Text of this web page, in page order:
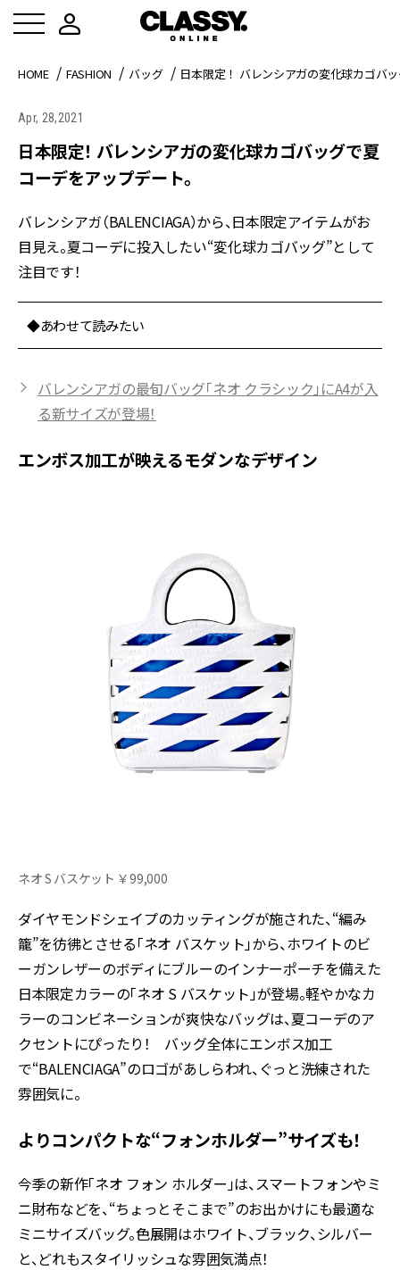
HOME FASHION バッグ 日本限定！ バレンシアガの変化球カゴバ
Apr, 28,2021
日本限定！ バレンシアガの変化球カゴバッグで夏
コーデをアップデート。
バレンシアガ（BALENCIAGA）から、日本限定アイテムがお
目見え。夏コーデに投入したい“変化球カゴバッグ”として
注目です！
◆あわせて読みたい
バレンシアガの最旬バッグ「ネオ クラシック」にA4が入
る新サイズが登場！
エンボス加工が映えるモダンなデザイン
ネオ S バスケット ￥99,000
ダイヤモンドシェイプのカッティングが施された、“編み
籠”を彷彿とさせる「ネオ バスケット」から、ホワイトのビ
ーガンレザーのボディにブルーのインナーポーチを備えた
日本限定カラーの「ネオ S バスケット」が登場。軽やかなカ
ラーのコンビネーションが爽快なバッグは、夏コーデのア
クセントにぴったり！ バッグ全体にエンボス加工
で“BALENCIAGA”のロゴがあしらわれ、ぐっと洗練された
雰囲気に。
よりコンパクトな“フォンホルダー”サイズも！
今季の新作「ネオ フォン ホルダー」は、スマートフォンやミ
ニ財布などを、“ちょっとそこまで”のお出かけにも最適な
ミニサイズバッグ。色展開はホワイト、ブラック、シルバー
と、どれもスタイリッシュな雰囲気満点！